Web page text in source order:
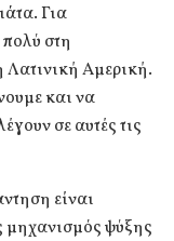
Για
στη
Λατινική Αμερική.
και να
σε αυτές τις
είναι
μηχανισμός ψύξης